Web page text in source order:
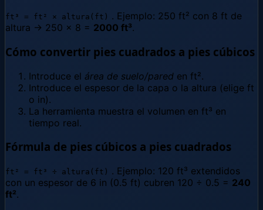
ft³ = ft² × altura(ft) . Ejemplo: 250 ft² con 8 ft de
altura → 250 × 8 = 2000 ft³.
Cómo convertir pies cuadrados a pies cúbicos
Introduce el área de suelo/pared en ft².
Introduce el espesor de la capa o la altura (elige ft
o in).
La herramienta muestra el volumen en ft³ en
tiempo real.
Fórmula de pies cúbicos a pies cuadrados
ft² = ft³ ÷ altura(ft) . Ejemplo: 120 ft³ extendidos
con un espesor de 6 in (0.5 ft) cubren 120 ÷ 0.5 = 240
ft².